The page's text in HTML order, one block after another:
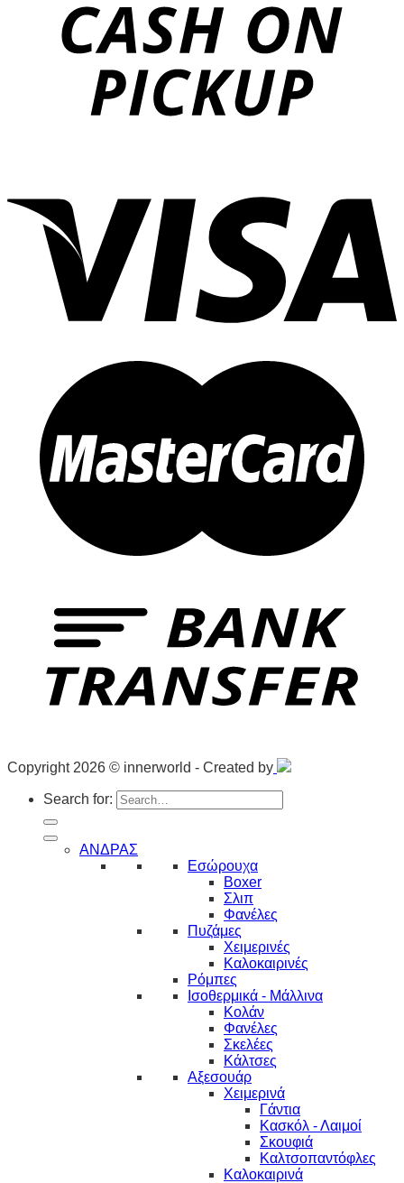
Copyright 2026 © innerworld - Created by
Search for:
ΑΝΔΡΑΣ
Εσώρουχα
Boxer
Σλιπ
Φανέλες
Πυζάμες
Χειμερινές
Καλοκαιρινές
Ρόμπες
Ισοθερμικά - Μάλλινα
Κολάν
Φανέλες
Σκελέες
Κάλτσες
Αξεσουάρ
Χειμερινά
Γάντια
Κασκόλ - Λαιμοί
Σκουφιά
Καλτσοπαντόφλες
Καλοκαιρινά